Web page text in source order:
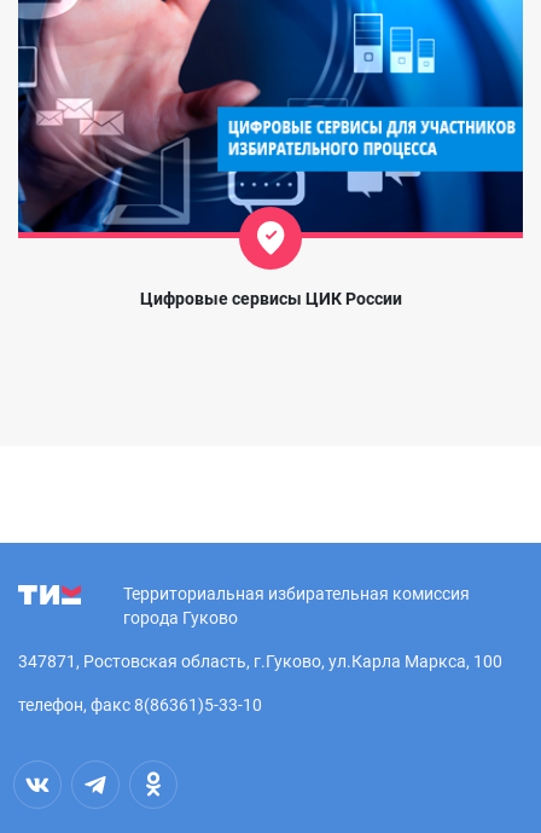
Цифровые сервисы ЦИК России
Территориальная избирательная комиссия
города Гуково
347871, Ростовская область, г.Гуково, ул.Карла Маркса, 100
телефон, факс 8(86361)5-33-10